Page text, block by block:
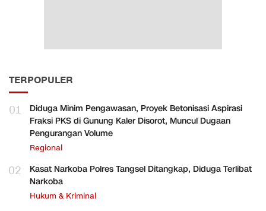
TERPOPULER
01
Diduga Minim Pengawasan, Proyek Betonisasi Aspirasi
Fraksi PKS di Gunung Kaler Disorot, Muncul Dugaan
Pengurangan Volume
Regional
02
Kasat Narkoba Polres Tangsel Ditangkap, Diduga Terlibat
Narkoba
Hukum & Kriminal